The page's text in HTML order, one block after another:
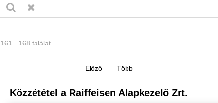
161 - 168 találat
Közzététel a Raiffeisen Alapkezelő Zrt.